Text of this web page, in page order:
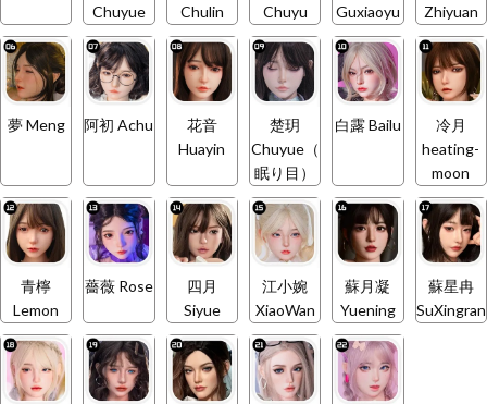
Chuyue
Chulin
Chuyu
Guxiaoyu
Zhiyuan
夢 Meng 阿初 Achu
花音
Huayin
楚玥
Chuyue（
眠り目）
白露 Bailu
冷月
heating-
moon
青檸
Lemon
薔薇 Rose
四月
Siyue
江小婉
XiaoWan
蘇月凝
Yuening
蘇星冉
SuXingran